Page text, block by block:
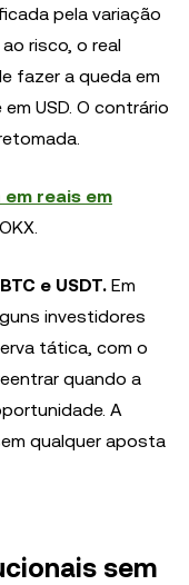
pela variação
risco, o real
fazer a queda em
USD. O contrário
reais em
e USDT. Em
investidores
tática, com o
quando a
A
qualquer aposta
sem